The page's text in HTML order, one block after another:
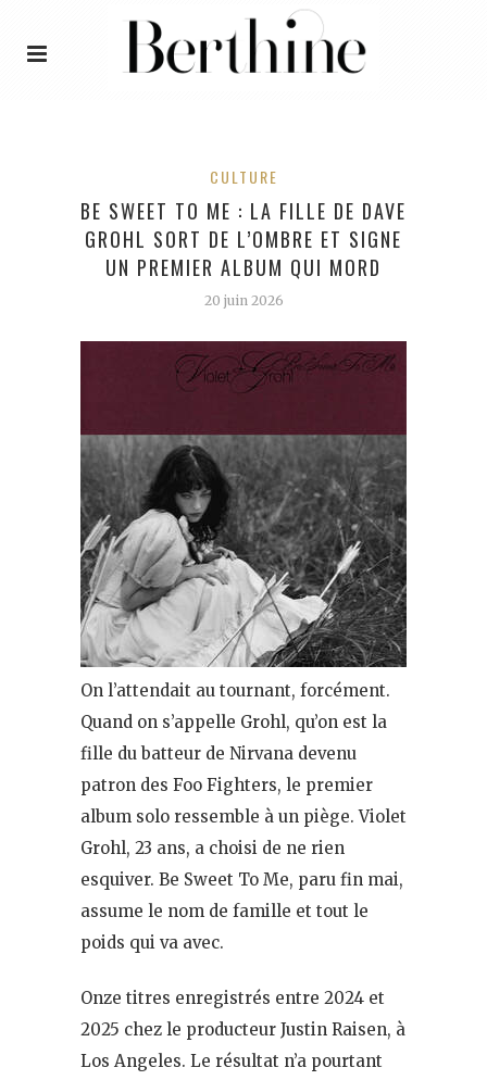
CULTURE
BE SWEET TO ME : LA FILLE DE DAVE
GROHL SORT DE L’OMBRE ET SIGNE
UN PREMIER ALBUM QUI MORD
20 juin 2026
On l’attendait au tournant, forcément.
Quand on s’appelle Grohl, qu’on est la
fille du batteur de Nirvana devenu
patron des Foo Fighters, le premier
album solo ressemble à un piège. Violet
Grohl, 23 ans, a choisi de ne rien
esquiver. Be Sweet To Me, paru fin mai,
assume le nom de famille et tout le
poids qui va avec.
Onze titres enregistrés entre 2024 et
2025 chez le producteur Justin Raisen, à
Los Angeles. Le résultat n’a pourtant